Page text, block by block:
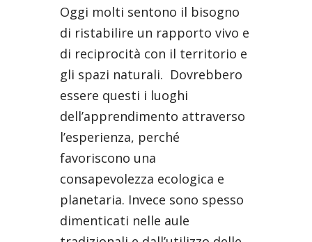
Oggi molti sentono il bisogno
di ristabilire un rapporto vivo e
di reciprocità con il territorio e
gli spazi naturali. Dovrebbero
essere questi i luoghi
dell’apprendimento attraverso
l’esperienza, perché
favoriscono una
consapevolezza ecologica e
planetaria. Invece sono spesso
dimenticati nelle aule